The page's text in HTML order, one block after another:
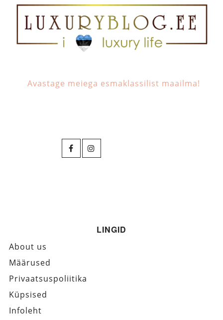
Avastage meiega esmaklassilist maailma!
LINGID
About us
Määrused
Privaatsuspoliitika
Küpsised
Infoleht